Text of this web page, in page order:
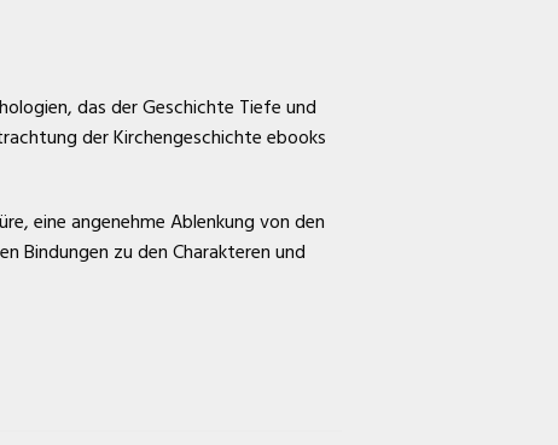
das der Geschichte Tiefe und
der Kirchengeschichte ebooks
eine angenehme Ablenkung von den
Bindungen zu den Charakteren und